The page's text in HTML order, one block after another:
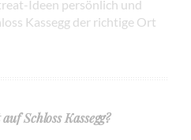
Ideen persönlich und
Kassegg der richtige Ort
Schloss Kassegg?